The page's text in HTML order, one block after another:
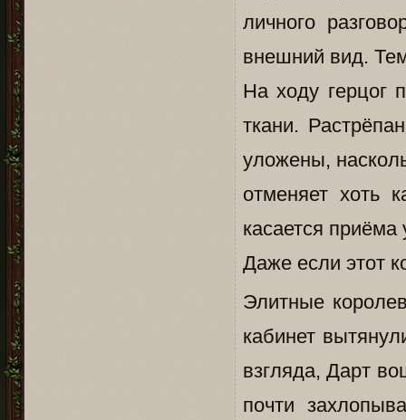
личного
внешний вид.
На ходу герцог
ткани.
уложены,
отменяет хоть
касается приёма
Даже если этот
Элитные
кабинет
взгляда, Дарт
почти